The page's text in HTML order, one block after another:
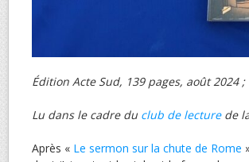
Édition Acte Sud, 139 pages, août 2024 ;
Lu dans le cadre du club de lecturede
Après « Le sermon sur la chute de Rome